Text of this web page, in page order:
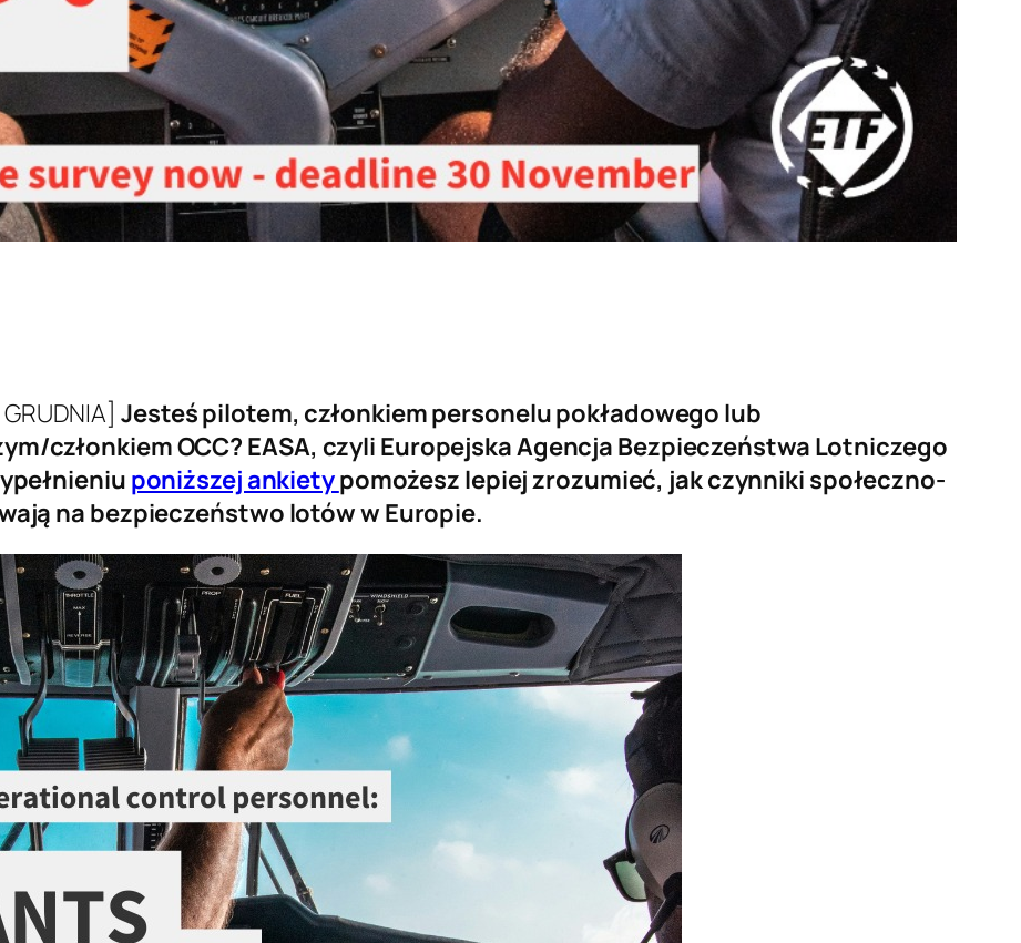
Jesteś pilotem, członkiem personelu pokładowego lub
członkiem OCC? EASA, czyli Europejska Agencja Bezpieczeństwa Lotniczego
poniższej ankietypomożesz lepiej zrozumieć, jak czynniki społeczno-
na bezpieczeństwo lotów w Europie.